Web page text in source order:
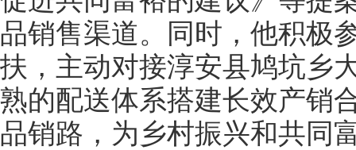
品销售渠道。同时，他积极
扶，主动对接淳安县鸠坑乡
熟的配送体系搭建长效产销
品销路，为乡村振兴和共同